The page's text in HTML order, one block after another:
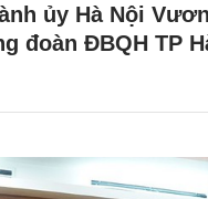
ủy Hà Nội
đoàn ĐBQH TP